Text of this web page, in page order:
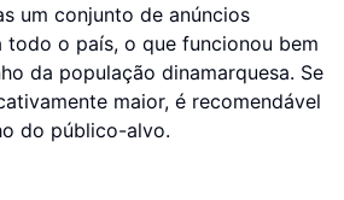
um conjunto de anúncios
todo o país, o que funcionou bem
da população dinamarquesa. Se
maior, é recomendável
do público-alvo.